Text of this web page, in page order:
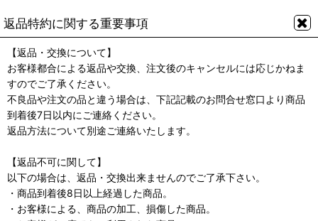
返品特約に関する重要事項
【返品・交換について】
お客様都合による返品や交換、注文後のキャンセルには応じかねま
すのでご了承ください。
不良品や注文の品と違う場合は、下記記載のお問合せ窓口より商品
到着後7日以内にご連絡ください。
返品方法について別途ご連絡いたします。
【返品不可に関して】
以下の場合は、返品・交換出来ませんのでご了承下さい。
・商品到着後8日以上経過した商品。
・お客様による、商品の加工、損傷した商品。